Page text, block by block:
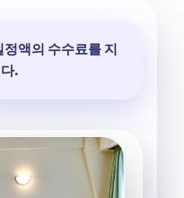
액의 수수료를 지
.